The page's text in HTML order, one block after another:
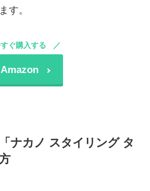
す。
ぐ購入する
Amazon
ナカノ スタイリング タ